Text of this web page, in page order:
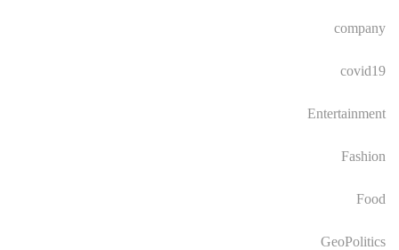
company
covid19
Entertainment
Fashion
Food
GeoPolitics